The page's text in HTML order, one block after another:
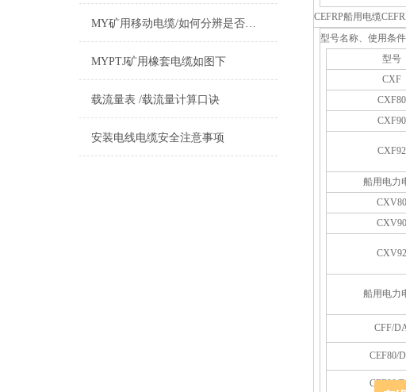
MY矿用移动电缆/如何分辨是否国标标准
MYPTJ矿用橡套电缆如图下
载流量表 /载流量计算口诀
安装电线电缆安全注意事项
CEFRP船用电缆
型号名称、使用条件
型号
CXF
CXF80
CXF90
CXF92
船用电力
CXV80
CXV90
CXV92
船用电力
CFF/
CEF80/
CEF90/